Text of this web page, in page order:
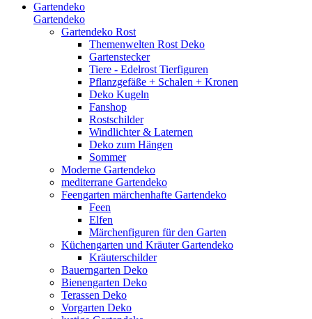
Gartendeko
Gartendeko
Gartendeko Rost
Themenwelten Rost Deko
Gartenstecker
Tiere - Edelrost Tierfiguren
Pflanzgefäße + Schalen + Kronen
Deko Kugeln
Fanshop
Rostschilder
Windlichter & Laternen
Deko zum Hängen
Sommer
Moderne Gartendeko
mediterrane Gartendeko
Feengarten märchenhafte Gartendeko
Feen
Elfen
Märchenfiguren für den Garten
Küchengarten und Kräuter Gartendeko
Kräuterschilder
Bauerngarten Deko
Bienengarten Deko
Terassen Deko
Vorgarten Deko